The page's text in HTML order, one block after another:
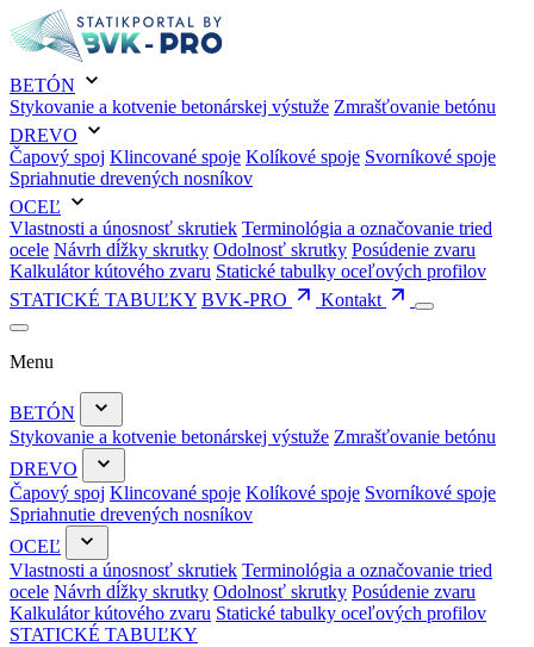
BETÓN
Stykovanie a kotvenie betonárskej výstuže Zmrašťovanie betónu
DREVO
Čapový spoj Klincované spoje Kolíkové spoje Svorníkové spoje
Spriahnutie drevených nosníkov
OCEĽ
Vlastnosti a únosnosť skrutiek Terminológia a označovanie tried
ocele Návrh dĺžky skrutky Odolnosť skrutky Posúdenie zvaru
Kalkulátor kútového zvaru Statické tabulky oceľových profilov
STATICKÉ TABUĽKY BVK-PRO Kontakt
Menu
BETÓN
Stykovanie a kotvenie betonárskej výstuže Zmrašťovanie betónu
DREVO
Čapový spoj Klincované spoje Kolíkové spoje Svorníkové spoje
Spriahnutie drevených nosníkov
OCEĽ
Vlastnosti a únosnosť skrutiek Terminológia a označovanie tried
ocele Návrh dĺžky skrutky Odolnosť skrutky Posúdenie zvaru
Kalkulátor kútového zvaru Statické tabulky oceľových profilov
STATICKÉ TABUĽKY